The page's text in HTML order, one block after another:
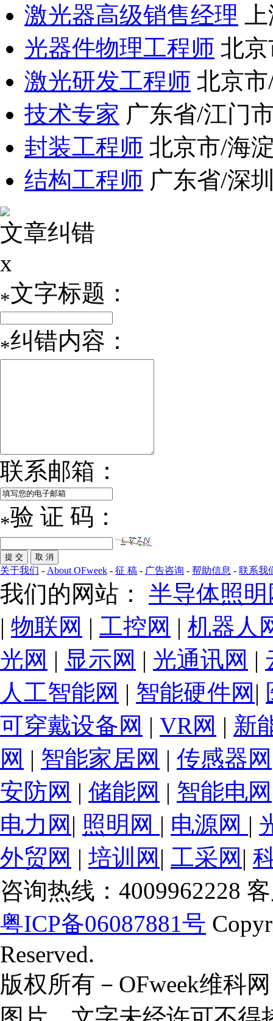
激光器高级销售经理
光器件物理工程师 北
激光研发工程师 北京
技术专家 广东省/江门
封装工程师 北京市/海
结构工程师 广东省/深
文章纠错
x
*文字标题：
*纠错内容：
联系邮箱：
*验 证 码：
关于我们 - About OFweek - 征 稿 - 广告咨询 - 帮助信息 - 联系我
我们的网站： 半导体照明
| 物联网 | 工控网 | 机器人
光网 | 显示网 | 光通讯网 |
人工智能网 | 智能硬件网 |
可穿戴设备网 | VR网 | 新
网 | 智能家居网 | 传感器网
安防网 | 储能网 | 智能电网
电力网 | 照明网 | 电源网 |
外贸网 | 培训网 | 工采网 |
咨询热线：4009962228
粤ICP备06087881号
Reserved.
版权所有－OFweek维科